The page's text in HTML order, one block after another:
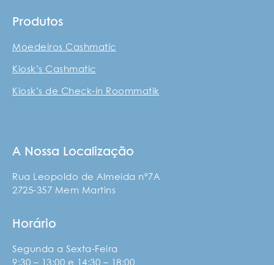
Produtos
Moedeiros Cashmatic
Kiosk’s Cashmatic
Kiosk’s de Check-in Roommatik
A Nossa Localização
Rua Leopoldo de Almeida nº7A
2725-357 Mem Martins
Horário
Segunda a Sexta-Feira
9:30 – 13:00 e 14:30 – 18:00